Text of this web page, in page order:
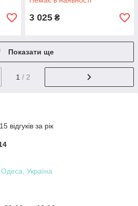
3 025 ₴
Показати ще
1 / 2
відгуків за рік
Україна